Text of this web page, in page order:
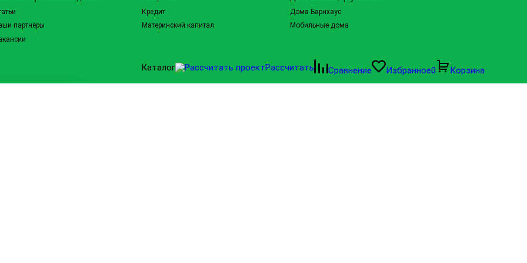
партнёры
Кредит
Материнский капитал
Дома Барнхаус
Мобильные дома
Каталог Рассчитать Сравнение Избранное0
Корзина